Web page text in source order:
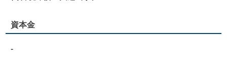
資本金
-